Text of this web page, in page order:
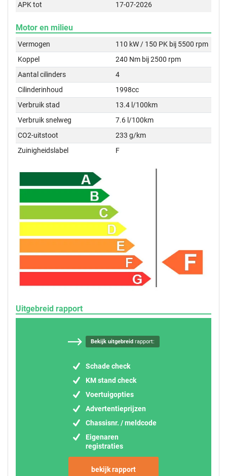
APK tot
17-07-2026
Motor en milieu
Vermogen
110 kW / 150 PK bij 5500 rpm
Koppel
240 Nm bij 2500 rpm
Aantal cilinders
4
Cilinderinhoud
1998cc
Verbruik stad
13.4 l/100km
Verbruik snelweg
7.6 l/100km
CO2-uitstoot
233 g/km
Zuinigheidslabel
F
Uitgebreid rapport
Bekijk uitgebreidrapport:
Schade check
KM stand check
Voertuigopties
Advertentieprijzen
Chassisnr. / meldcode
Eigenaren
registraties
bekijk rapport